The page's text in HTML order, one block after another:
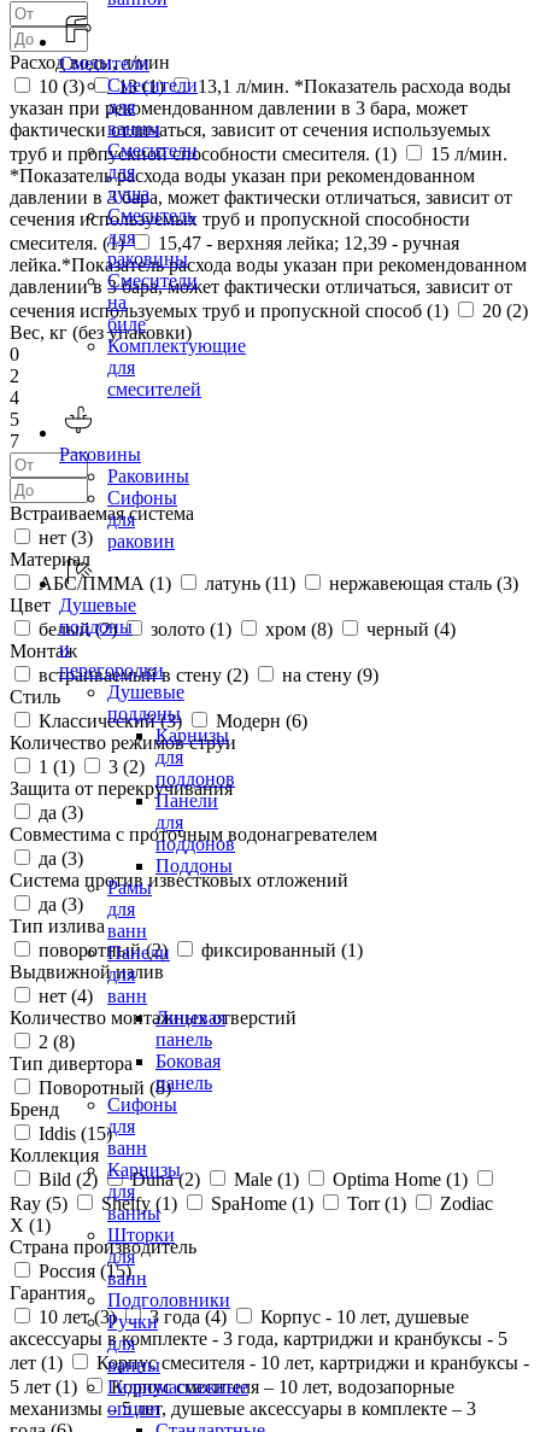
Смесители
Смесители
для
ванны
Смесители
для
душа
Смеситель
для
раковины
Смесители
на
биде
Комплектующие
для
смесителей
Раковины
Раковины
Сифоны
для
раковин
Душевые
поддоны
и
перегородки
Душевые
поддоны
Карнизы
для
поддонов
Панели
для
поддонов
Поддоны
Рамы
для
ванн
Панели
для
ванн
Лицевая
панель
Боковая
панель
Сифоны
для
ванн
Карнизы
для
ванны
Шторки
для
ванн
Подголовники
Ручки
для
ванны
Гидромассажные
опции
Расход воды, л/мин
10 (3) 13 (1)
13,1 л/мин. *Показатель расхода воды
указан при рекомендованном давлении в 3 бара, может
фактически отличаться, зависит от сечения используемых
труб и пропускной способности смесителя. (1)
15 л/мин.
*Показатель расхода воды указан при рекомендованном
давлении в 3 бара, может фактически отличаться, зависит от
сечения используемых труб и пропускной способности
смесителя. (1)
15,47 - верхняя лейка; 12,39 - ручная
лейка.*Показатель расхода воды указан при рекомендованном
давлении в 3 бара, может фактически отличаться, зависит от
сечения используемых труб и пропускной способ (1) 20 (2)
Вес, кг (без упаковки)
0
2
4
5
7
Встраиваемая система
нет (3)
Материал
АБС/ПММА (1) латунь (11) нержавеющая сталь (3)
Цвет
белый (2) золото (1) хром (8) черный (4)
Монтаж
встраиваемый в стену (2) на стену (9)
Стиль
Классический (3) Модерн (6)
Количество режимов струи
1 (1) 3 (2)
Защита от перекручивания
да (3)
Совместима с проточным водонагревателем
да (3)
Система против известковых отложений
да (3)
Тип излива
поворотный (2) фиксированный (1)
Выдвижной излив
нет (4)
Количество монтажных отверстий
2 (8)
Тип дивертора
Поворотный (8)
Бренд
Iddis (15)
Коллекция
Bild (2) Duna (2) Male (1) Optima Home (1)
Ray (5) Shelfy (1) SpaHome (1) Torr (1)
Zodiac
X (1)
Страна производитель
Россия (15)
Гарантия
10 лет (3) 3 года (4)
Корпус - 10 лет, душевые
аксессуары в комплекте - 3 года, картриджи и кранбуксы - 5
лет (1)
Корпус смесителя - 10 лет, картриджи и кранбуксы -
5 лет (1)
Корпус смесителя – 10 лет, водозапорные
механизмы – 5 лет, душевые аксессуары в комплекте – 3